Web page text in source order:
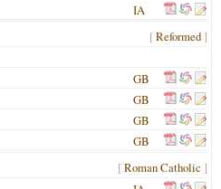
IA
[Reformed ]
GB
GB
GB
GB
[Roman Catholic ]